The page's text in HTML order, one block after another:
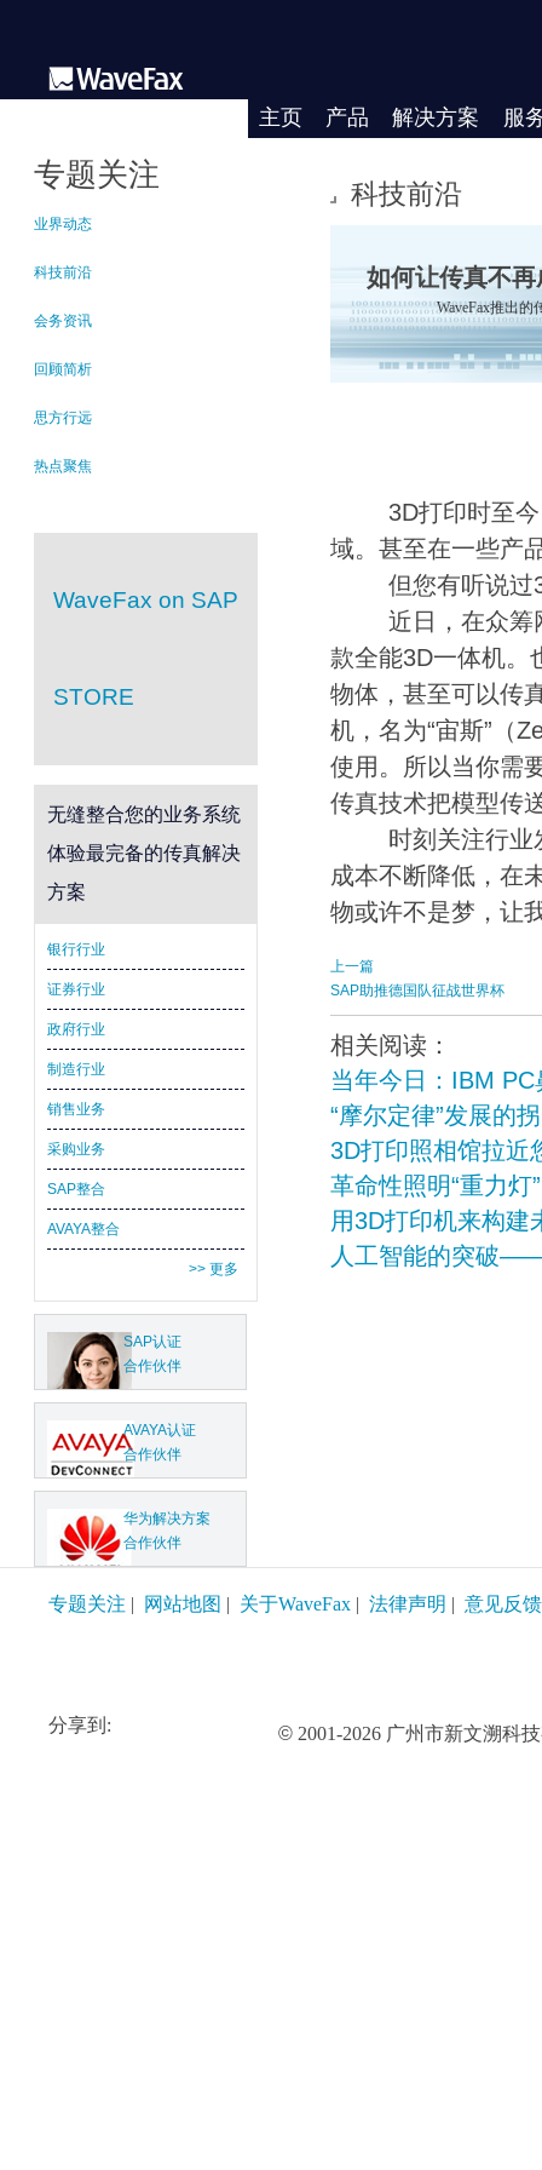
主页 产品 解决方案 服
科技前沿
如何让传真不
WaveFax推出
3D打印时至今日
域。甚至在一些产
但您有听说过
近日，在众筹网
款全能3D一体机。
物体，甚至可以传
机，名为“宙斯”（
使用。所以当你需
传真技术把模型传
时刻关注行业
成本不断降低，在
物或许不是梦，让
上一篇
SAP助推德国队征战世界杯
相关阅读：
当年今日：IBM
“摩尔定律”发展的
3D打印照相馆拉近
革命性照明“重力灯”
用3D打印机来构建
人工智能的突破
专题关注
业界动态
科技前沿
会务资讯
回顾简析
思方行远
热点聚焦
WaveFax on SAP
STORE
无缝整合您的业务系统
体验最完备的传真解决
方案
银行行业
证券行业
政府行业
制造行业
销售业务
采购业务
SAP整合
AVAYA整合
>> 更多
SAP认证
合作伙伴
AVAYA认证
合作伙伴
华为解决方案
合作伙伴
专题关注 | 网站地图 | 关于WaveFax | 法律声明 | 意见反馈
分享到: © 2001-2026 广州市新文溯科